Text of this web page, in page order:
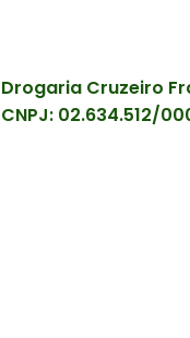
Drogaria Cruzeiro
CNPJ: 02.634.512/